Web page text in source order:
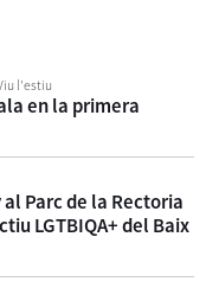
l'estiu
en la primera
al Parc de la Rectoria
LGTBIQA+ del Baix